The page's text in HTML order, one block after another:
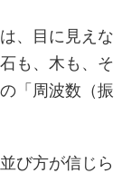
、目に見えな
も、木も、そ
「周波数（振
び方が信じら